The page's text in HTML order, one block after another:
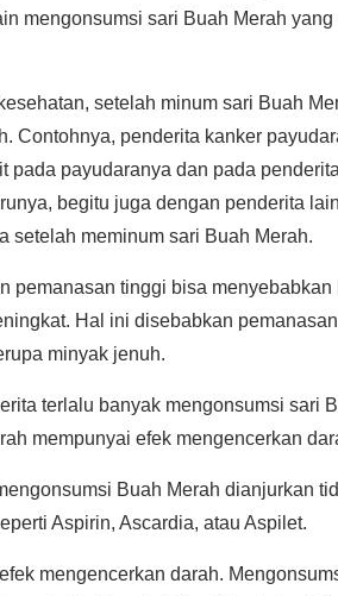
mengonsumsi sari Buah Merah yang
setelah minum sari Buah
Contohnya, penderita kanker
pada payudaranya dan pada
begitu juga dengan penderita
setelah meminum sari Buah Merah.
pemanasan tinggi bisa menyebabkan
Hal ini disebabkan
minyak jenuh.
terlalu banyak mengonsumsi sari
mempunyai efek mengencerkan
Buah Merah dianjurkan
Aspirin, Ascardia, atau Aspilet.
mengencerkan darah.